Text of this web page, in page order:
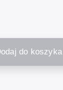
do koszyka